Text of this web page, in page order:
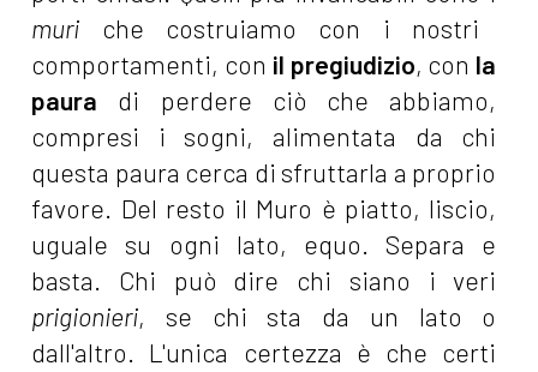
muri che costruiamo con i nostri
comportamenti, con il pregiudizio, con la
paura di perdere ciò che abbiamo,
compresi i sogni, alimentata da chi
questa paura cerca di sfruttarla a proprio
favore. Del resto il Muro è piatto, liscio,
uguale su ogni lato, equo. Separa e
basta. Chi può dire chi siano i veri
prigionieri, se chi sta da un lato o
dall'altro. L'unica certezza è che certi